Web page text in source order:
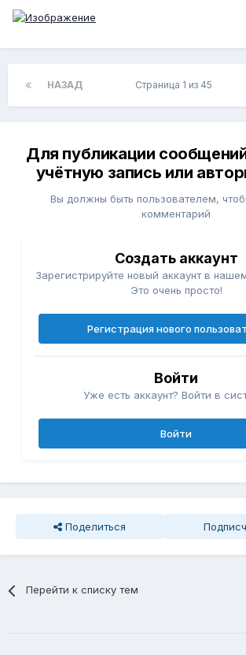
НАЗАД Страница 1 из 45
Для публикации
учётную запись или
Вы должны быть пользователем,
комментарий
Создать аккаунт
Зарегистрируйте новый аккаунт в
Это очень просто!
Регистрация нового
Войти
Уже есть аккаунт? Войти в
Войти
Поделиться
Перейти к списку тем